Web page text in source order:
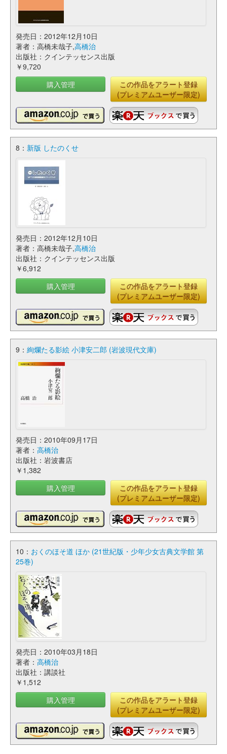
発売日：2012年12月10日
著者：高橋未哉子,高橋治
出版社：クインテッセンス出版
￥9,720
購入管理
この作品をアラート登録
(プレミアムユーザー限定)
8： 新版 したのくせ
発売日：2012年12月10日
著者：高橋未哉子,高橋治
出版社：クインテッセンス出版
￥6,912
購入管理
この作品をアラート登録
(プレミアムユーザー限定)
9： 絢爛たる影絵 小津安二郎 (岩波現代文庫)
発売日：2010年09月17日
著者： 高橋治
出版社：岩波書店
￥1,382
購入管理
この作品をアラート登録
(プレミアムユーザー限定)
10： おくのほそ道 ほか (21世紀版・少年少女古典文学館 第
25巻)
発売日：2010年03月18日
著者： 高橋治
出版社：講談社
￥1,512
購入管理
この作品をアラート登録
(プレミアムユーザー限定)